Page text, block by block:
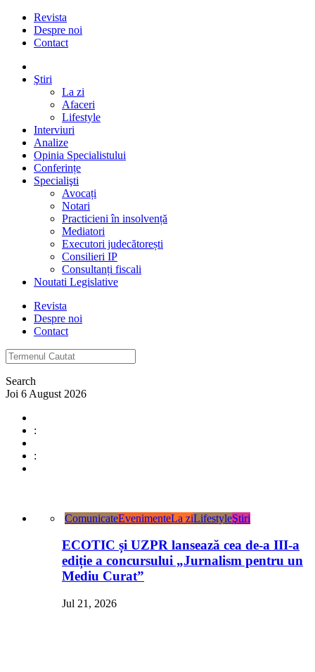
Revista
Despre noi
Contact
Ştiri
La zi
Afaceri
Lifestyle
Interviuri
Analize
Opinia Specialistului
Conferințe
Specialişti
Avocați
Notari
Practicieni în insolvență
Mediatori
Executori judecătorești
Consilieri IP
Consultanți fiscali
Noutati Legislative
Revista
Despre noi
Contact
Search
Joi 6 August 2026
:
:
ComunicateEvenimenteLa ziLifestyleŞtiri
ECOTIC și UZPR lansează cea de-a III-a
ediție a concursului „Jurnalism pentru un
Mediu Curat”
Jul 21, 2026